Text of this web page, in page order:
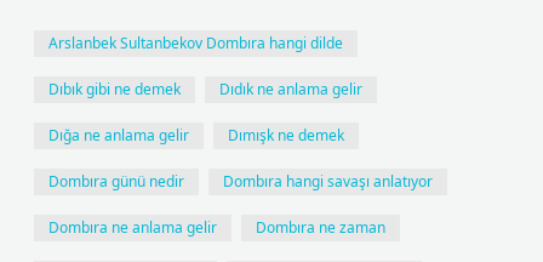
Arslanbek Sultanbekov Dombıra hangi dilde
Dıbık gibi ne demek Dıdık ne anlama gelir
Dığa ne anlama gelir Dımışk ne demek
Dombıra günü nedir Dombıra hangi savaşı anlatıyor
Dombıra ne anlama gelir Dombıra ne zaman